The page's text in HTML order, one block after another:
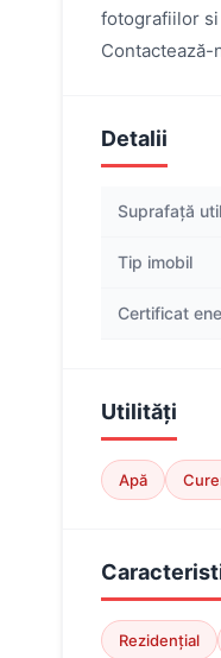
fotografiilor si
Detalii
Suprafață
Tip imobil
Certificat
Utilități
Apă
Rezidențial